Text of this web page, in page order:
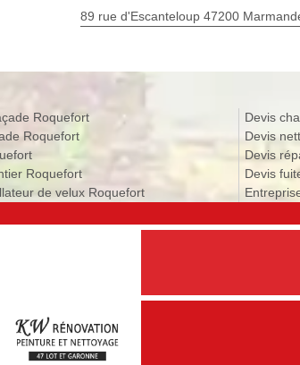
89 rue d'Escanteloup 47200
Roquefort
Roquefort
Roquefort
de velux Roquefort
Devis
Devis
Devis
Devis